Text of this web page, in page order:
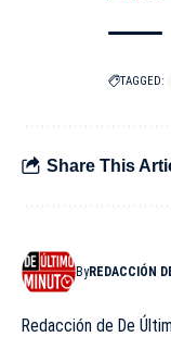
TAGGED:
Share This
ByREDACCIÓN
Redacción de De